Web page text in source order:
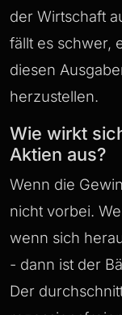
der Wirtschaft
fällt es schwer,
diesen
herzustellen.
Wie wirkt
Aktien aus?
Wenn die
nicht vorbei.
wenn sich
- dann ist der
Der